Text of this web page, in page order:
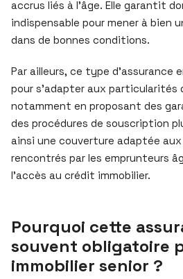
accrus liés à l’âge. Elle garantit
indispensable pour mener à bien
dans de bonnes conditions.
Par ailleurs, ce type d’assurance
pour s’adapter aux particularités
notamment en proposant des
des procédures de souscription
ainsi une couverture adaptée aux
rencontrés par les emprunteurs
l’accès au crédit immobilier.
Pourquoi cette
souvent obligatoire
immobilier senior ?